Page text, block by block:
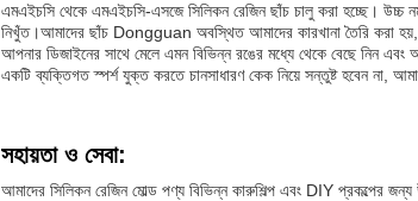
এমএইচসি থেকে এমএইচসি-এসজে সিলিকন রেজিন ছাঁচ চালু করা হচ্ছে। উচ্চ
নিখুঁত।আমাদের ছাঁচ Dongguan অবস্থিত আমাদের কারখানা তৈরি করা
আপনার ডিজাইনের সাথে মেলে এমন বিভিন্ন রঙের মধ্যে থেকে বেছে নিন
একটি ব্যক্তিগত স্পর্শ যুক্ত করতে চানসাধারণ কেক নিয়ে সন্তুষ্ট হবেন না,
সহায়তা ও সেবা:
আমাদের সিলিকন রেজিন মোল্ড পণ্য বিভিন্ন কারুশিল্প এবং DIY প্রকল্পের